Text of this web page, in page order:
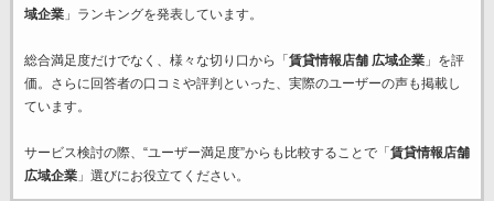
域企業」ランキングを発表しています。
総合満足度だけでなく、様々な切り口から「 賃貸情報店舗 広域企業」を評
価。さらに回答者の口コミや評判といった、実際のユーザーの声も掲載し
ています。
サービス検討の際、“ユーザー満足度”からも比較することで「 賃貸情報店舗
広域企業」選びにお役立てください。